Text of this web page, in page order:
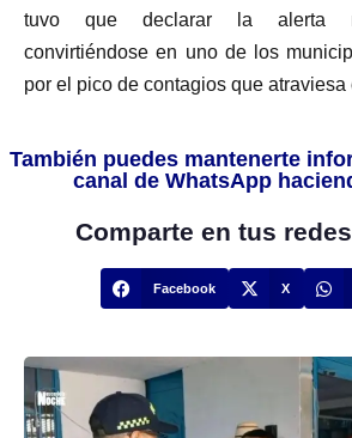
tuvo que declarar la alerta
convirtiéndose en uno de los
por el pico de contagios que atraviesa
También puedes mantenerte
canal de WhatsApp
Comparte en tus
Facebook X